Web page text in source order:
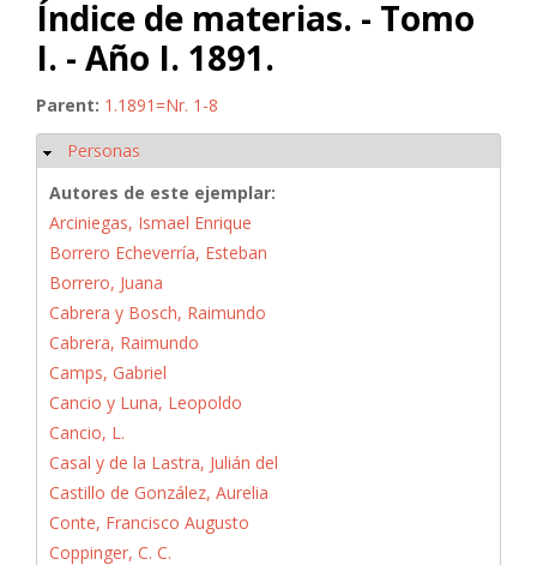
Índice de materias. - Tomo
I. - Año I. 1891.
Parent: 1.1891=Nr. 1-8
Ocultar
Personas
Autores de este ejemplar:
Arciniegas, Ismael Enrique
Borrero Echeverría, Esteban
Borrero, Juana
Cabrera y Bosch, Raimundo
Cabrera, Raimundo
Camps, Gabriel
Cancio y Luna, Leopoldo
Cancio, L.
Casal y de la Lastra, Julián del
Castillo de González, Aurelia
Conte, Francisco Augusto
Coppinger, C. C.